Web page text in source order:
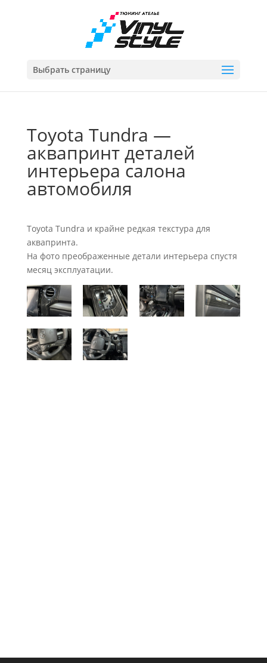
Выбрать страницу
Toyota Tundra —
аквапринт деталей
интерьера салона
автомобиля
Toyota Tundra и крайне редкая текстура для
аквапринта.
На фото преображенные детали интерьера спустя
месяц эксплуатации.